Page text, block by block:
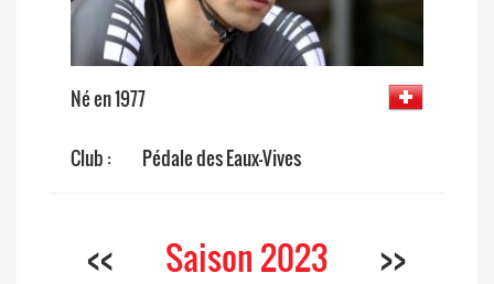
Né en 1977
Club : Pédale des Eaux-Vives
<< Saison 2023 >>